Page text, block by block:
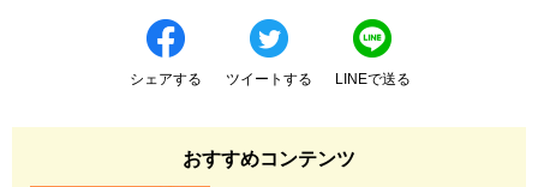
シェアする ツイートする LINEで送る
おすすめコンテンツ